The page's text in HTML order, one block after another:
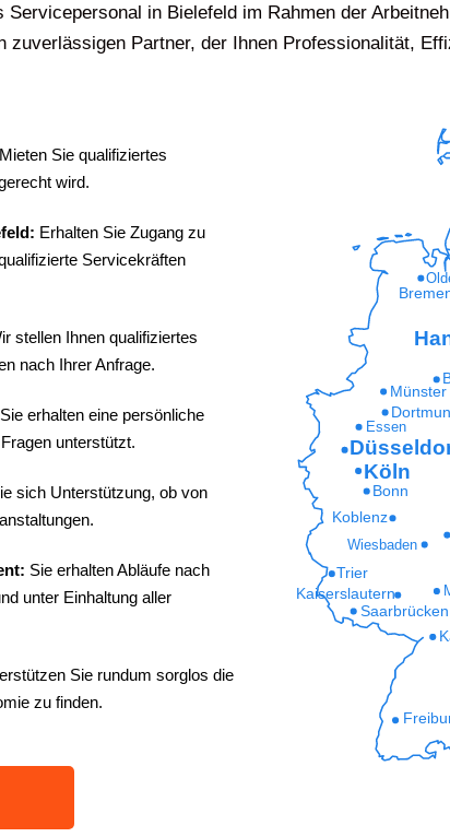
Servicepersonal in Bielefeld im Rahmen der
zuverlässigen Partner, der Ihnen Professionalität,
Mieten Sie qualifiziertes
wird.
Erhalten Sie Zugang zu
Servicekräften
stellen Ihnen qualifiziertes
nach Ihrer Anfrage.
Sie erhalten eine persönliche
unterstützt.
sich Unterstützung, ob von
Sie erhalten Abläufe nach
unter Einhaltung aller
Sie rundum sorglos die
zu finden.
Saarbrücken
Kaiserslautern
Trier
Wiesbaden
Koblenz
Bonn
Essen
Münster
Köln